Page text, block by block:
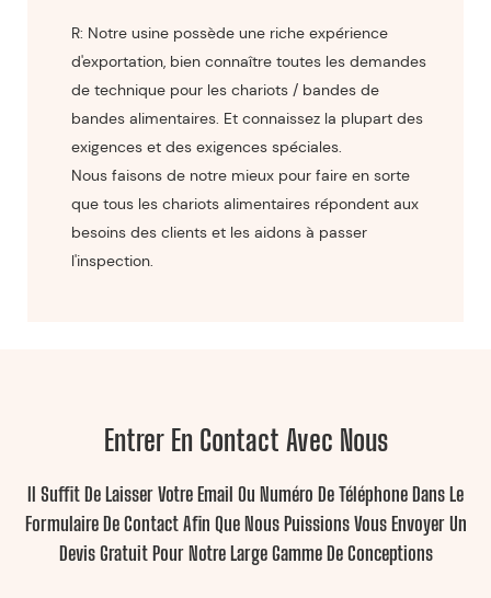
R: Notre usine possède une riche expérience
d'exportation, bien connaître toutes les demandes
de technique pour les chariots / bandes de
bandes alimentaires. Et connaissez la plupart des
exigences et des exigences spéciales.
Nous faisons de notre mieux pour faire en sorte
que tous les chariots alimentaires répondent aux
besoins des clients et les aidons à passer
l'inspection.
Entrer En Contact Avec Nous
Il Suffit De Laisser Votre Email Ou Numéro De Téléphone Dans Le
Formulaire De Contact Afin Que Nous Puissions Vous Envoyer Un
Devis Gratuit Pour Notre Large Gamme De Conceptions